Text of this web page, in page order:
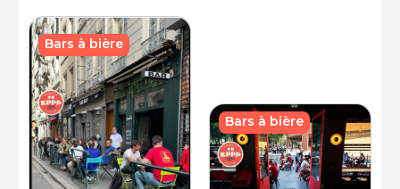
Bars à bière
Bars à bière